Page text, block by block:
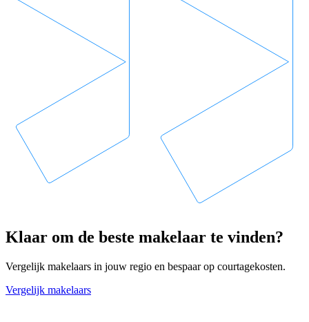
Klaar om de beste makelaar te vinden?
Vergelijk makelaars in jouw regio en bespaar op courtagekosten.
Vergelijk makelaars